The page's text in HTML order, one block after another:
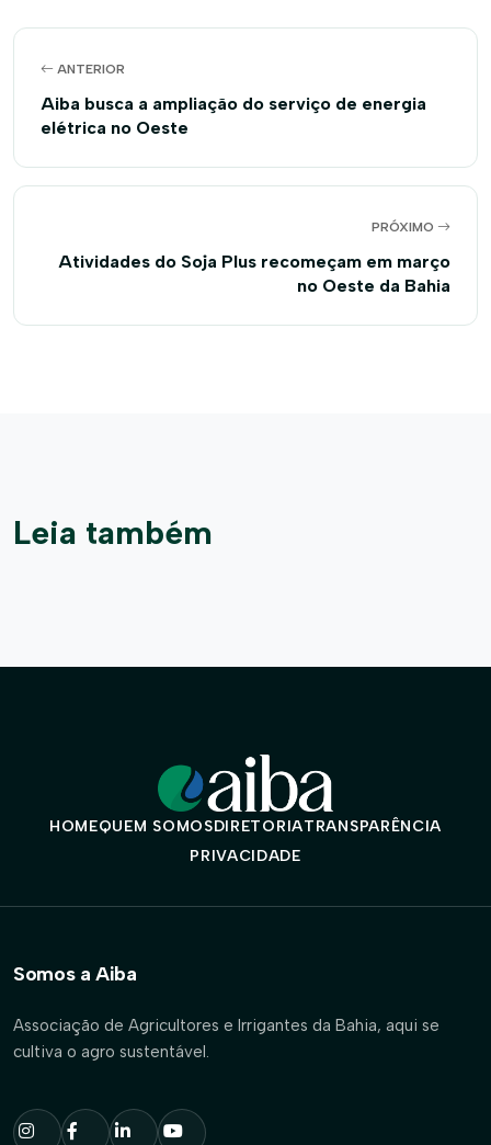
ANTERIOR
Aiba busca a ampliação do serviço de energia
elétrica no Oeste
PRÓXIMO
Atividades do Soja Plus recomeçam em março
no Oeste da Bahia
Leia também
HOMEQUEM SOMOSDIRETORIATRANSPARÊNCIA
PRIVACIDADE
Somos a Aiba
Associação de Agricultores e Irrigantes da Bahia, aqui se
cultiva o agro sustentável.